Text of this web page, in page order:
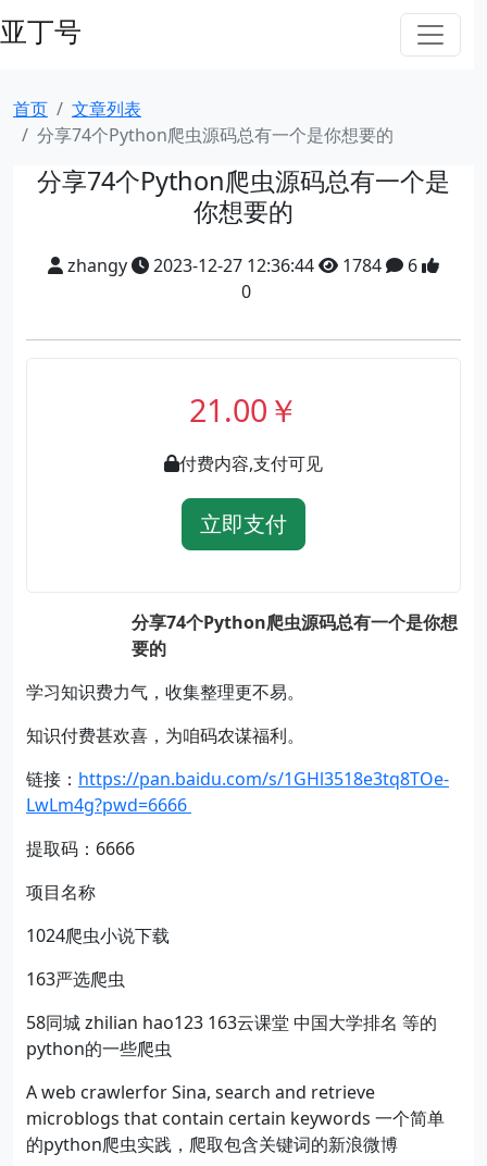
亚丁号
首页
文章列表
分享74个Python爬虫源码总有一个是你想要的
分享74个Python爬虫源码总有一个是
你想要的
zhangy 2023-12-27 12:36:44 1784
6
0
21.00￥
付费内容,支付可见
立即支付
分享74个Python爬虫源码总有一个是你想
要的
学习知识费力气，收集整理更不易。
知识付费甚欢喜，为咱码农谋福利。
链接： https://pan.baidu.com/s/1GHl3518e3tq8TOe-
LwLm4g?pwd=6666
提取码：6666
项目名称
1024爬虫小说下载
163严选爬虫
58同城 zhilian hao123 163云课堂 中国大学排名 等的
python的一些爬虫
A web crawlerfor Sina, search and retrieve
microblogs that contain certain keywords 一个简单
的python爬虫实践，爬取包含关键词的新浪微博